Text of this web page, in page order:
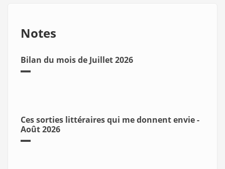
Notes
Bilan du mois de Juillet 2026
Ces sorties littéraires qui me donnent envie -
Août 2026